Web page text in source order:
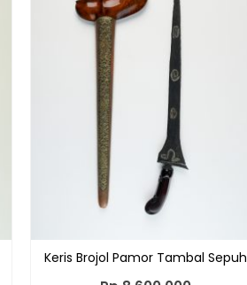
Keris Brojol Pamor Tambal Sepuh